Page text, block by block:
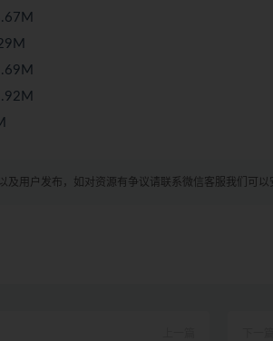
及用户发布，如对资源有争议请联系微信客服我们可以